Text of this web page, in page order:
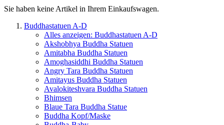
Sie haben keine Artikel in Ihrem Einkaufswagen.
Buddhastatuen A-D
Alles anzeigen: Buddhastatuen A-D
Akshobhya Buddha Statuen
Amitabha Buddha Statuen
Amoghasiddhi Buddha Statuen
Angry Tara Buddha Statuen
Amitayus Buddha Statuen
Avalokiteshvara Buddha Statuen
Bhimsen
Blaue Tara Buddha Statue
Buddha Kopf/Maske